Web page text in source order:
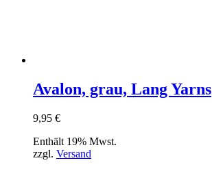
Avalon, grau, Lang Yarns
9,95 €
Enthält 19% Mwst.
zzgl. Versand